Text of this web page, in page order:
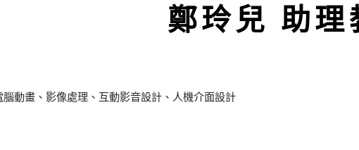
鄭玲兒 助理
動畫、影像處理、互動影音設計、人機介面設計